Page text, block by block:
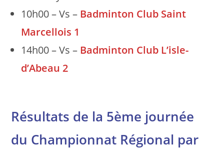
10h00 – Vs – Badminton Club Saint
Marcellois 1
14h00 – Vs – Badminton Club L’isle-
d’Abeau 2
Résultats de la 5ème journée
du Championnat Régional par